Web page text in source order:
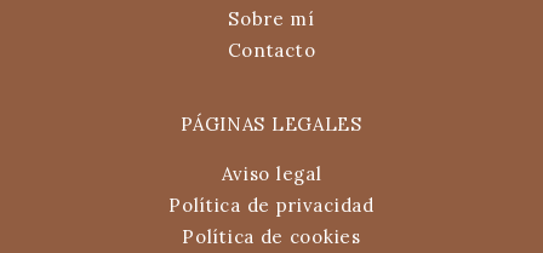
Sobre mí
Contacto
PÁGINAS LEGALES
Aviso legal
Política de privacidad
Política de cookies